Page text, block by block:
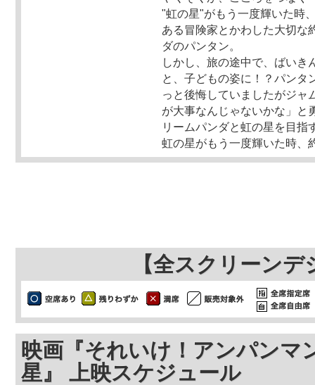
"虹の星"がもう一度輝いた時
ある冒険家とかわした大切な
ダのパンタン。
しかし、旅の途中で、ばいき
と、子どもの姿に！？パンタ
っと後悔していましたがジャ
が大事なんじゃないかな」と
リームパンダと虹の星を目指
虹の星がもう一度輝いた時
【全スクリーン
映画『それいけ！アンパン
星』 上映スケジュール